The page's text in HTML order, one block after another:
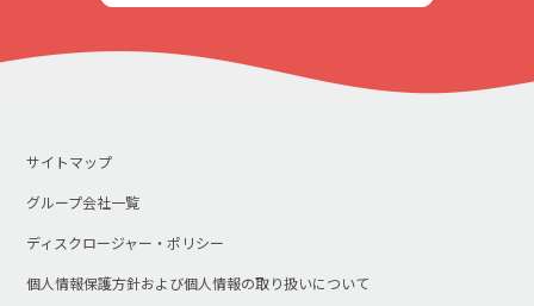
サイトマップ
グループ会社一覧
ディスクロージャー・ポリシー
個人情報保護方針および個人情報の取り扱いについて